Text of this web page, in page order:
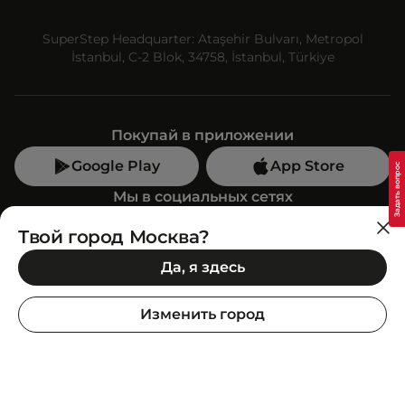
SuperStep Headquarter: Ataşehir Bulvarı, Metropol
İstanbul, C-2 Blok, 34758, İstanbul, Türkiye
Покупай в приложении
Google Play
App Store
Мы в социальных сетях
Позвони нам
+7 (499) 350-55-33
C 10:00 до 19:00
SuperStep-бот
Твой город Москва?
Да, я здесь
Изменить город